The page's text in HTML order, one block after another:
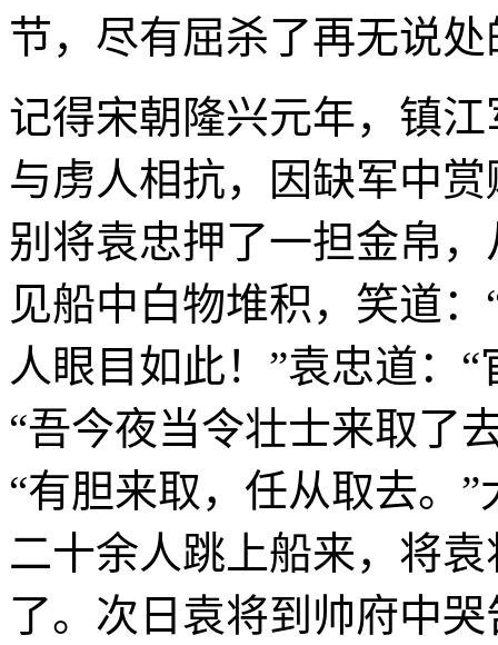
节，尽有屈杀了再无说处
记得宋朝隆兴元年，镇
与虏人相抗，因缺军中
别将袁忠押了一担金帛
见船中白物堆积，笑道
人眼目如此！”袁忠道：
“吾今夜当令壮士来取了
“有胆来取，任从取去。
二十余人跳上船来，将
了。次日袁将到帅府中